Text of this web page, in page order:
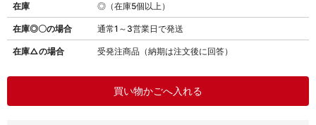
在庫◎〇の場合 通常1～3営業日で発送
在庫△の場合 受発注商品（納期は注文後に回答）
在庫 ◎（在庫5個以上）